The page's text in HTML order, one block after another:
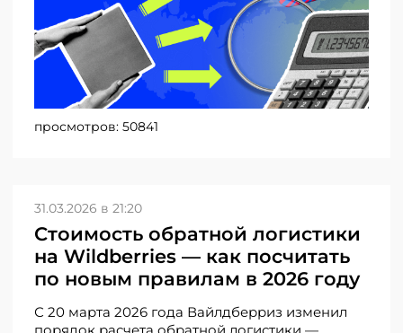
просмотров: 50841
31.03.2026 в 21:20
Стоимость обратной логистики
на Wildberries — как посчитать
по новым правилам в 2026 году
С 20 марта 2026 года Вайлдберриз изменил